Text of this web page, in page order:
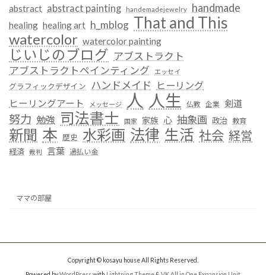
abstract abstract painting handemadejewelry handmade
healing healing art h_mblog That and This
watercolor watercolor painting
じいじのブログ アブストラクト
アブストラクトペインティング
エッセイ
グラフィックデザイン ハンドメイド ヒーリング
ヒーリングアート メッセージ 人 人生 仏教 企業 剣道
努力 勉強 司法書士 国家 家族 心 抽象画 政治 教育
新聞 本 歴史 水彩画 法律 生活 社会 経営
経済 裁判 言葉 過払い金
ママの部屋
Copyright © kosayu house All Rights Reserved.